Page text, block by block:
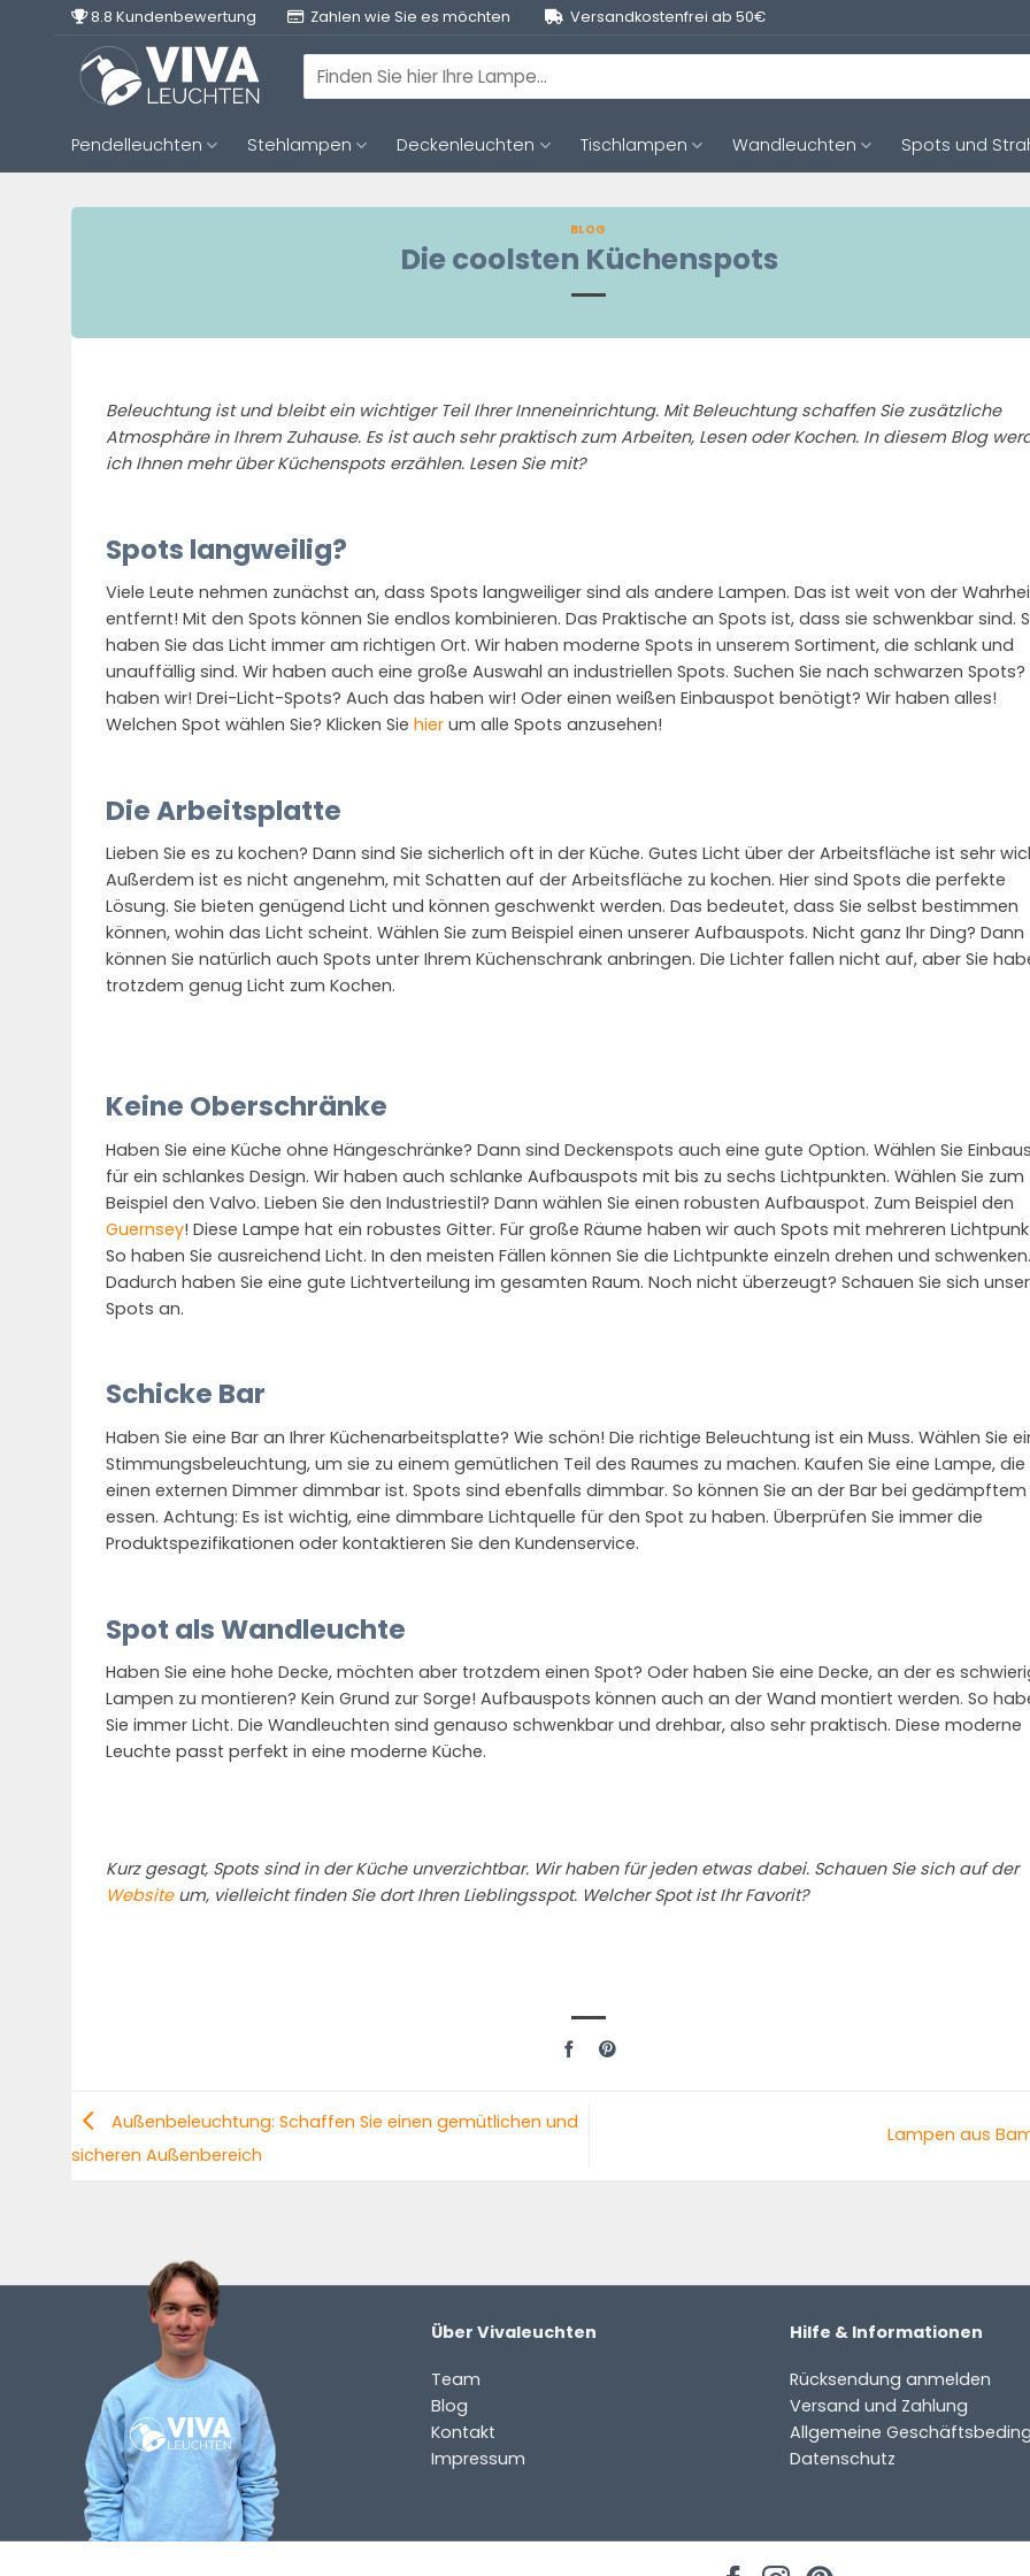
8.8 Kundenbewertung Zahlen wie Sie es möchten Versandkostenfrei ab 50€
Suchen
nach:
Pendelleuchten Stehlampen Deckenleuchten Tischlampen Wandleuchten Spots und
BLOG
Die coolsten Küchenspots
Beleuchtung ist und bleibt ein wichtiger Teil Ihrer Inneneinrichtung. Mit Beleuchtung schaffen Sie zusätzliche
Atmosphäre in Ihrem Zuhause. Es ist auch sehr praktisch zum Arbeiten, Lesen oder Kochen. In diesem Blog
ich Ihnen mehr über Küchenspots erzählen. Lesen Sie mit?
Spots langweilig?
Viele Leute nehmen zunächst an, dass Spots langweiliger sind als andere Lampen. Das ist weit von der
entfernt! Mit den Spots können Sie endlos kombinieren. Das Praktische an Spots ist, dass sie schwenkbar sind.
haben Sie das Licht immer am richtigen Ort. Wir haben moderne Spots in unserem Sortiment, die schlank und
unauffällig sind. Wir haben auch eine große Auswahl an industriellen Spots. Suchen Sie nach schwarzen Spots?
haben wir! Drei-Licht-Spots? Auch das haben wir! Oder einen weißen Einbauspot benötigt? Wir haben alles!
Welchen Spot wählen Sie? Klicken Sie hier um alle Spots anzusehen!
Die Arbeitsplatte
Lieben Sie es zu kochen? Dann sind Sie sicherlich oft in der Küche. Gutes Licht über der Arbeitsfläche ist sehr
Außerdem ist es nicht angenehm, mit Schatten auf der Arbeitsfläche zu kochen. Hier sind Spots die perfekte
Lösung. Sie bieten genügend Licht und können geschwenkt werden. Das bedeutet, dass Sie selbst bestimmen
können, wohin das Licht scheint. Wählen Sie zum Beispiel einen unserer Aufbauspots. Nicht ganz Ihr Ding? Dann
können Sie natürlich auch Spots unter Ihrem Küchenschrank anbringen. Die Lichter fallen nicht auf, aber Sie
trotzdem genug Licht zum Kochen.
Keine Oberschränke
Haben Sie eine Küche ohne Hängeschränke? Dann sind Deckenspots auch eine gute Option. Wählen Sie
für ein schlankes Design. Wir haben auch schlanke Aufbauspots mit bis zu sechs Lichtpunkten. Wählen Sie zum
Beispiel den Valvo. Lieben Sie den Industriestil? Dann wählen Sie einen robusten Aufbauspot. Zum Beispiel den
Guernsey! Diese Lampe hat ein robustes Gitter. Für große Räume haben wir auch Spots mit mehreren
So haben Sie ausreichend Licht. In den meisten Fällen können Sie die Lichtpunkte einzeln drehen und schwenken.
Dadurch haben Sie eine gute Lichtverteilung im gesamten Raum. Noch nicht überzeugt? Schauen Sie sich
Spots an.
Schicke Bar
Haben Sie eine Bar an Ihrer Küchenarbeitsplatte? Wie schön! Die richtige Beleuchtung ist ein Muss. Wählen Sie
Stimmungsbeleuchtung, um sie zu einem gemütlichen Teil des Raumes zu machen. Kaufen Sie eine Lampe,
einen externen Dimmer dimmbar ist. Spots sind ebenfalls dimmbar. So können Sie an der Bar bei gedämpftem
essen. Achtung: Es ist wichtig, eine dimmbare Lichtquelle für den Spot zu haben. Überprüfen Sie immer die
Produktspezifikationen oder kontaktieren Sie den Kundenservice.
Spot als Wandleuchte
Haben Sie eine hohe Decke, möchten aber trotzdem einen Spot? Oder haben Sie eine Decke, an der es
Lampen zu montieren? Kein Grund zur Sorge! Aufbauspots können auch an der Wand montiert werden. So
Sie immer Licht. Die Wandleuchten sind genauso schwenkbar und drehbar, also sehr praktisch. Diese moderne
Leuchte passt perfekt in eine moderne Küche.
Kurz gesagt, Spots sind in der Küche unverzichtbar. Wir haben für jeden etwas dabei. Schauen Sie sich auf der
Websiteum, vielleicht finden Sie dort Ihren Lieblingsspot. Welcher Spot ist Ihr Favorit?
Außenbeleuchtung: Schaffen Sie einen gemütlichen und
sicheren Außenbereich
Lampen aus
Über Vivaleuchten
Team
Blog
Kontakt
Impressum
Hilfe & Informationen
Rücksendung anmelden
Versand und Zahlung
Allgemeine
Datenschutz